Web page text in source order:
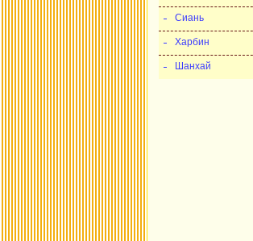
Сиань
Харбин
Шанхай